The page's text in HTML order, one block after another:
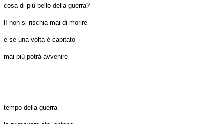
cosa di più bello della guerra?
lì non si rischia mai di morire
e se una volta è capitato
mai più potrà avvenire
tempo della guerra